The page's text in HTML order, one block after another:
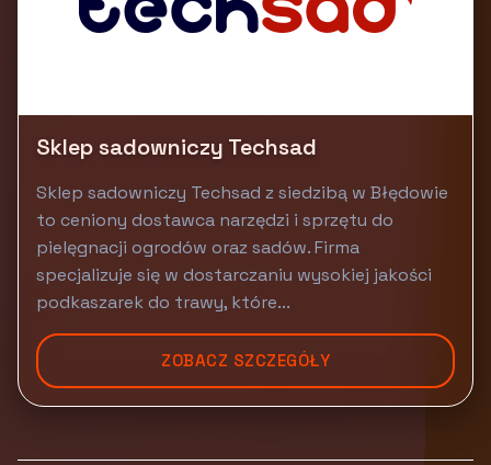
Sklep sadowniczy Techsad
Sklep sadowniczy Techsad z siedzibą w Błędowie
to ceniony dostawca narzędzi i sprzętu do
pielęgnacji ogrodów oraz sadów. Firma
specjalizuje się w dostarczaniu wysokiej jakości
podkaszarek do trawy, które...
ZOBACZ SZCZEGÓŁY